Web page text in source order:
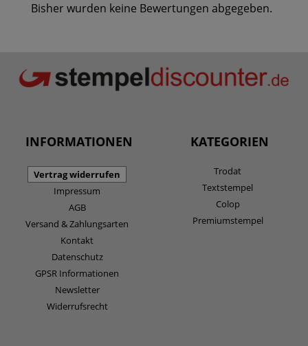
Bisher wurden keine Bewertungen abgegeben.
INFORMATIONEN
Vertrag widerrufen
Impressum
AGB
Versand & Zahlungsarten
Kontakt
Datenschutz
GPSR Informationen
Newsletter
Widerrufsrecht
KATEGORIEN
Trodat
Textstempel
Colop
Premiumstempel